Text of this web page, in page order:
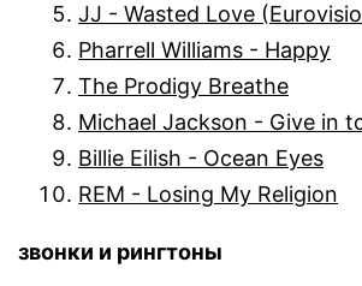
JJ - Wasted Love
Pharrell Williams - Happy
The Prodigy Breathe
Michael Jackson - Give in
Billie Eilish - Ocean Eyes
REM - Losing My Religion
звонки и рингтоны